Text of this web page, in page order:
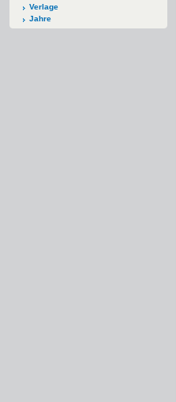
Verlage
Jahre